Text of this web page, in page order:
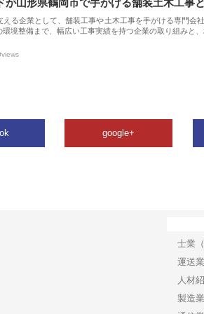
が山形県鶴岡市で手がける舗装土木工事
る企業として、舗装工事や土木工事を手がける専門会
境整備まで、幅広い工事実績を持つ企業の取り組みと、
google+
士業
運送業
人材
製造業